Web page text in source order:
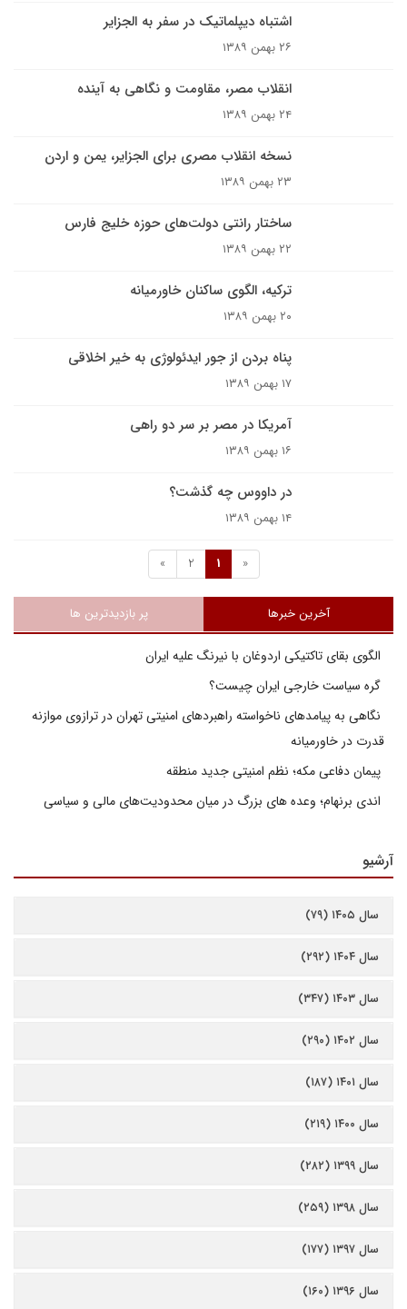
اشتباه دیپلماتیک در سفر به الجزایر
۲۶ بهمن ۱۳۸۹
انقلاب مصر، مقاومت و نگاهى به آينده
۲۴ بهمن ۱۳۸۹
نسخه انقلاب مصرى براى الجزاير، يمن و اردن
۲۳ بهمن ۱۳۸۹
ساختار رانتی دولت‌های حوزه خلیج فارس
۲۲ بهمن ۱۳۸۹
ترکیه، الگوی ساکنان خاورمیانه
۲۰ بهمن ۱۳۸۹
پناه بردن از جور ايدئولوژى به خير اخلاقى
۱۷ بهمن ۱۳۸۹
آمریکا در مصر بر سر دو راهی
۱۶ بهمن ۱۳۸۹
در داووس چه گذشت؟
۱۴ بهمن ۱۳۸۹
«
1
2
»
آخرین خبرها پر بازدیدترین ها
الگوی بقای تاکتیکی اردوغان با نیرنگ علیه ایران
گره سیاست خارجی ایران چیست؟
نگاهی به پیامدهای ناخواسته راهبردهای امنیتی تهران در ترازوی موازنه
قدرت در خاورمیانه
پیمان دفاعی مکه؛ نظم امنیتی جدید منطقه
اندی برنهام؛ وعده های بزرگ در میان محدودیت‌های مالی و سیاسی
آرشیو
سال ۱۴۰۵ (۷۹)
سال ۱۴۰۴ (۲۹۲)
سال ۱۴۰۳ (۳۴۷)
سال ۱۴۰۲ (۲۹۰)
سال ۱۴۰۱ (۱۸۷)
سال ۱۴۰۰ (۲۱۹)
سال ۱۳۹۹ (۲۸۲)
سال ۱۳۹۸ (۲۵۹)
سال ۱۳۹۷ (۱۷۷)
سال ۱۳۹۶ (۱۶۰)